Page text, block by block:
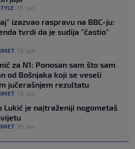
13. jun.
izazvao raspravu na BBC-ju:
tvrdi da je sudija "častio"
13. jun.
za N1: Ponosan sam što sam
od Bošnjaka koji se veseli
jučerašnjem rezultatu
13. jun.
Lukić je najtraženiji nogometaš
13. jun.